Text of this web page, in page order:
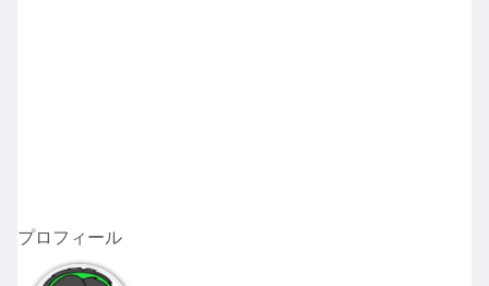
プロフィール